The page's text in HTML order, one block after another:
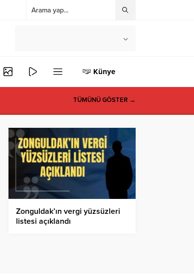
Künye
TÜMÜNÜ GÖSTER →
Zonguldak’ın vergi yüzsüzleri
listesi açıklandı